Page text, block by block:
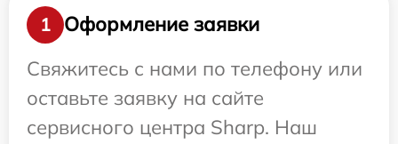
1
Оформление заявки
Свяжитесь с нами по телефону или
оставьте заявку на сайте
сервисного центра Sharp. Наш